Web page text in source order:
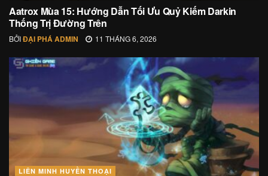
Aatrox Mùa 15: Hướng Dẫn Tối Ưu Quỷ Kiếm Darkin
Thống Trị Đường Trên
BỞIĐẠI PHÁ ADMIN 11 THÁNG 6, 2026
LIÊN MINH HUYỀN THOẠI